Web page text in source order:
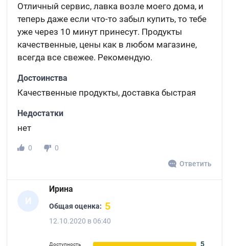
Отличный сервис, лавка возле моего дома, и
теперь даже если что-то забыл купить, то тебе
уже через 10 минут принесут. Продукты
качественные, цены как в любом магазине,
всегда все свежее. Рекомендую.
Достоинства
Качественные продукты, доставка быстрая
Недостатки
нет
0
0
Ответить
И
Ирина
Общая оценка: 5
12.10.2020 в 06:40
Доступность 5